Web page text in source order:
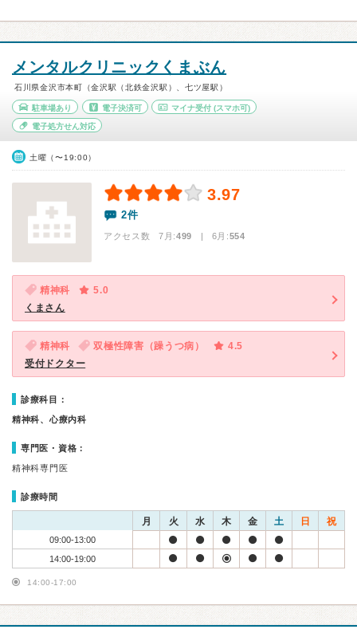
メンタルクリニックくまぶん
石川県金沢市本町（金沢駅（北鉄金沢駅）、七ツ屋駅）
駐車場あり 電子決済可 マイナ受付 (スマホ可)
電子処方せん対応
土曜（〜19:00）
3.97
2件
アクセス数 7月:499 | 6月:554
精神科
5.0
くまさん
精神科 双極性障害（躁うつ病）
4.5
受付ドクター
診療科目：
精神科、心療内科
専門医・資格：
精神科専門医
診療時間
月 火 水 木 金 土 日 祝
09:00-13:00
14:00-19:00
14:00-17:00